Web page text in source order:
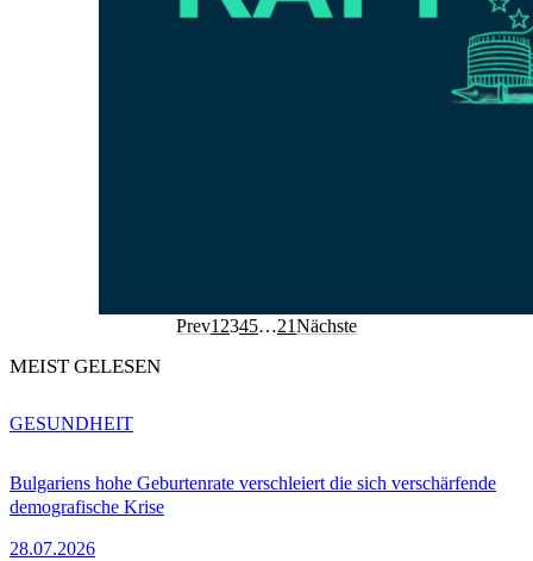
Prev1 2345…21Nächste
MEIST GELESEN
Bulgariens hohe Geburtenrate verschleiert die sich verschärfende
demografische Krise
28.07.2026
GESUNDHEIT